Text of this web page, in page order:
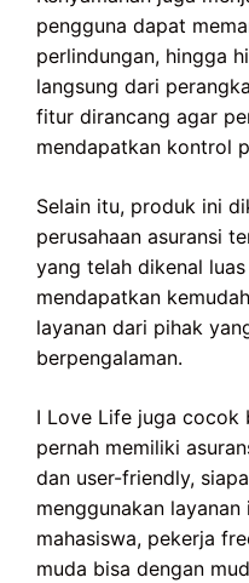
pengguna dapat
perlindungan, hingga
langsung dari
fitur dirancang agar
mendapatkan kontrol
Selain itu, produk ini
perusahaan asuransi
yang telah dikenal
mendapatkan
layanan dari pihak
berpengalaman.
I Love Life juga cocok
pernah memiliki
dan user-friendly,
menggunakan
mahasiswa, pekerja
muda bisa dengan